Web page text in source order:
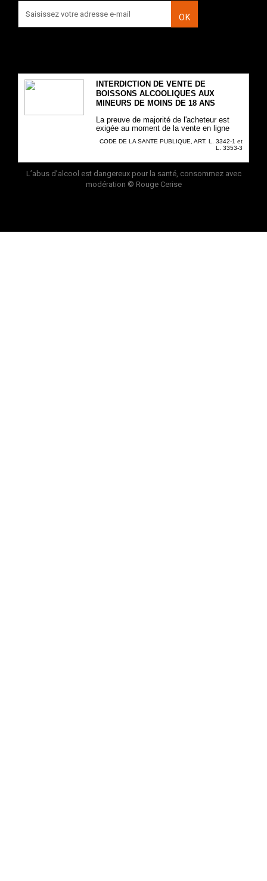
OK
INTERDICTION DE VENTE DE
BOISSONS ALCOOLIQUES AUX
MINEURS DE MOINS DE 18 ANS
La preuve de majorité de l'acheteur est
exigée au moment de la vente en ligne
CODE DE LA SANTE PUBLIQUE, ART. L. 3342-1 et
L. 3353-3
L’abus d’alcool est dangereux pour la santé, consommez avec
modération © Rouge Cerise